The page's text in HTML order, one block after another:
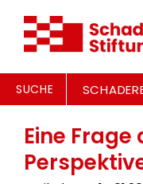
SUCHE
Eine Frage